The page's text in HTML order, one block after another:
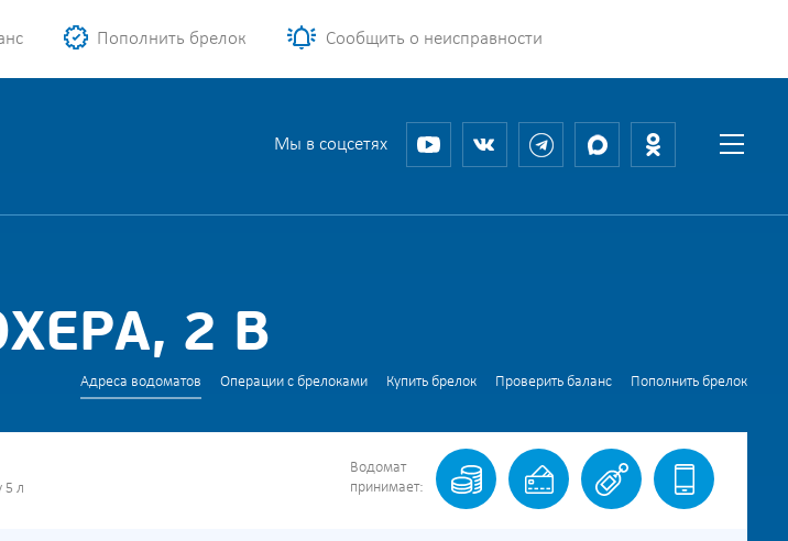
Пополнить брелок Сообщить о неисправности
Мы в соцсетях
2 В
Адреса водоматов Операции с брелоками Купить брелок Проверить баланс Пополнить брелок
5 л
Водомат
принимает: